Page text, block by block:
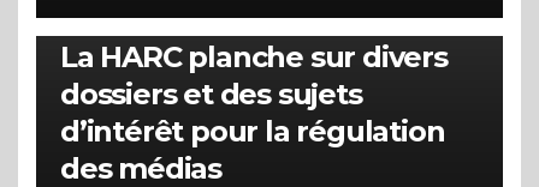
1ère session ordinaire 2026 :
La HARC planche sur divers
dossiers et des sujets
d’intérêt pour la régulation
des médias